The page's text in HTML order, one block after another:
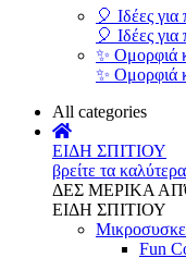
🎈 Ιδέες για
🎈 Ιδέες για
✨ Ομορφιά
✨ Ομορφιά
All categories
ΕΙΔΗ ΣΠΙΤΙΟΥ
βρείτε τα
ΔΕΣ ΜΕΡΙΚΑ
ΕΙΔΗ ΣΠΙΤΙΟΥ
Fun